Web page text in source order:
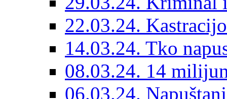
22.03.24.
14.03.24. Tko
08.03.24. 14
06.03.24.